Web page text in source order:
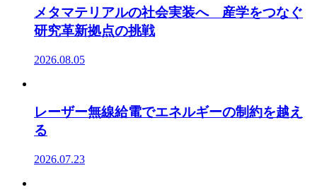
メタマテリアルの社会実装へ 産学をつなぐ
研究革新拠点の挑戦
2026.08.05
レーザー無線給電でエネルギーの制約を越え
る
2026.07.23